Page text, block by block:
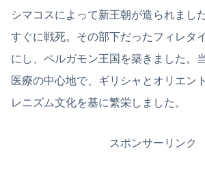
シマコスによって新王朝が造られまし
すぐに戦死。その部下だったフィレタ
にし、ペルガモン王国を築きました。
医療の中心地で、ギリシャとオリエン
レニズム文化を基に繁栄しました。
スポンサーリンク